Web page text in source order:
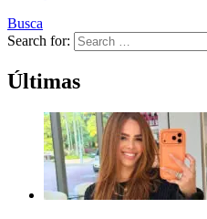
Busca
Search for:
Últimas